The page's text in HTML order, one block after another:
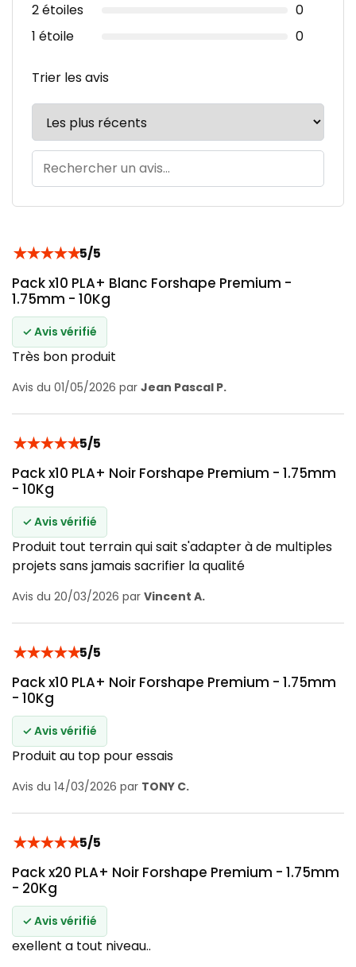
2 étoiles
0
1 étoile
0
Trier les avis
★★★★★5/5
Pack x10 PLA+ Blanc Forshape Premium -
1.75mm - 10Kg
✓ Avis vérifié
Très bon produit
Avis du 01/05/2026 par Jean Pascal P.
★★★★★5/5
Pack x10 PLA+ Noir Forshape Premium - 1.75mm
- 10Kg
✓ Avis vérifié
Produit tout terrain qui sait s'adapter à de multiples
projets sans jamais sacrifier la qualité
Avis du 20/03/2026 par Vincent A.
★★★★★5/5
Pack x10 PLA+ Noir Forshape Premium - 1.75mm
- 10Kg
✓ Avis vérifié
Produit au top pour essais
Avis du 14/03/2026 par TONY C.
★★★★★5/5
Pack x20 PLA+ Noir Forshape Premium - 1.75mm
- 20Kg
✓ Avis vérifié
exellent a tout niveau..